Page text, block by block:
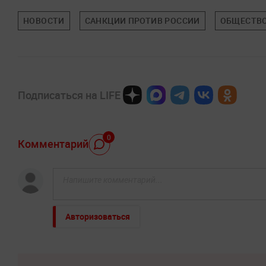
НОВОСТИ САНКЦИИ ПРОТИВ РОССИИ
Подписаться на LIFE
Комментарий 0
Авторизоваться